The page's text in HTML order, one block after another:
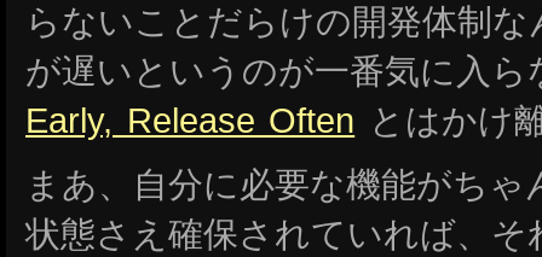
らないことだらけの開発体制
が遅いというのが一番気に入ら
Early, Release Often とはかけ
まあ、自分に必要な機能がち
状態さえ確保されていれば、